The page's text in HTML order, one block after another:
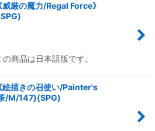
厳の魔力/Regal Force》
商品は日本語版です。
描きの召使い/Painter's
/M/147}(SPG)